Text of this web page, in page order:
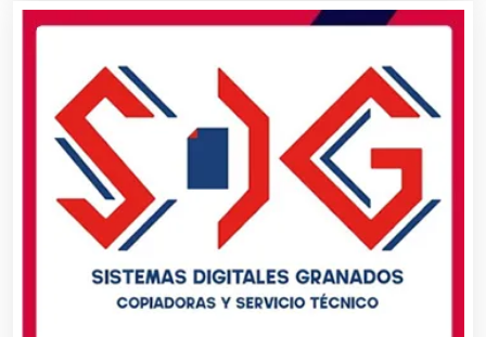
Ambulancias
Análisis Clínicos
Análisis de Aguas
Animadores de Eventos
Aparatos y Equipos Eléctricos